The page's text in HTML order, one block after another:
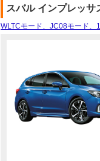
スバル インプレッサ
WLTCモード、JC08モード、